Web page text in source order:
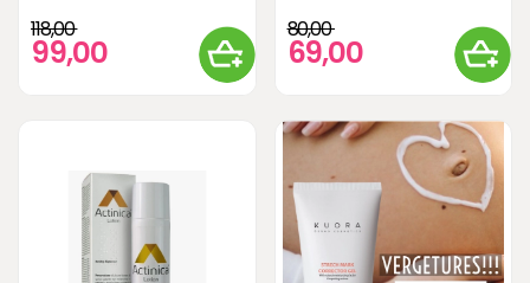
118,00
99,00
80,00
69,00